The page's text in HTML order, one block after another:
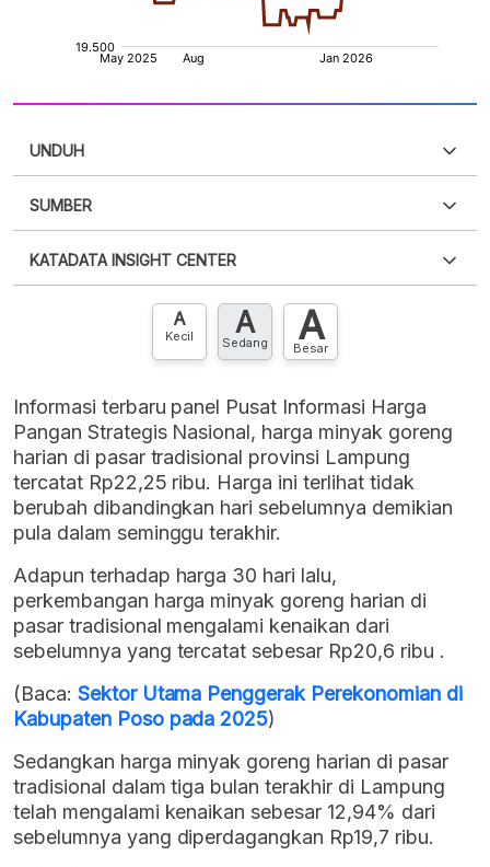
UNDUH
XLS
SUMBER
punya akun?Silakan Daftar sekarang
KATADATA INSIGHT CENTER
Hubungi sekarang »
A
Kecil A
Sedang A
Besar
Informasi terbaru panel Pusat Informasi Harga
Pangan Strategis Nasional, harga minyak goreng
harian di pasar tradisional provinsi Lampung
tercatat Rp22,25 ribu. Harga ini terlihat tidak
berubah dibandingkan hari sebelumnya demikian
pula dalam seminggu terakhir.
Adapun terhadap harga 30 hari lalu,
perkembangan harga minyak goreng harian di
pasar tradisional mengalami kenaikan dari
sebelumnya yang tercatat sebesar Rp20,6 ribu .
(Baca: Sektor Utama Penggerak Perekonomian di
Kabupaten Poso pada 2025)
Sedangkan harga minyak goreng harian di pasar
tradisional dalam tiga bulan terakhir di Lampung
telah mengalami kenaikan sebesar 12,94% dari
sebelumnya yang diperdagangkan Rp19,7 ribu.